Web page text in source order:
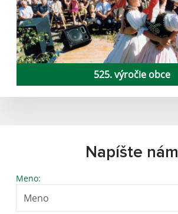
525. výročie obce
Napíšte nám
Meno: